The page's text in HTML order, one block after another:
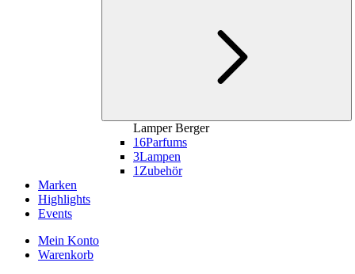
Lamper Berger
16Parfums
3Lampen
1 Zubehör
Marken
Highlights
Events
Mein Konto
Warenkorb